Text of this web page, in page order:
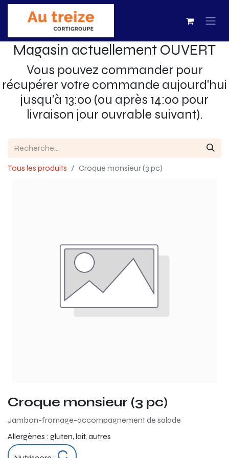
Magasin actuellement OUVERT
Vous pouvez commander pour
récupérer votre commande aujourd'hui
jusqu'à 13:00 (ou après 14:00 pour
livraison jour ouvrable suivant).
Tous les produits Croque monsieur (3 pc)
Croque monsieur (3 pc)
Jambon-fromage-accompagnement de salade
Allergènes : gluten, lait, autres